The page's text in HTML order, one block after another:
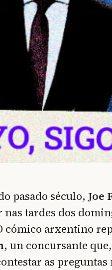
pasado século,Joe
nas tardes dos
cómico arxentino
, un concursante
as